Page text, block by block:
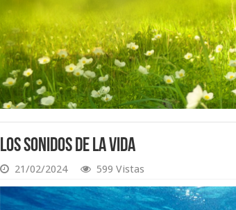
Los Sonidos de la Vida
21/02/2024 599 Vistas